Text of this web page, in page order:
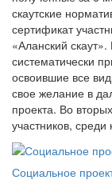
скаутские
сертификат
«Аланский
систематически
освоившие все
свое желание в
проекта. Во
участников, среди
Социальное